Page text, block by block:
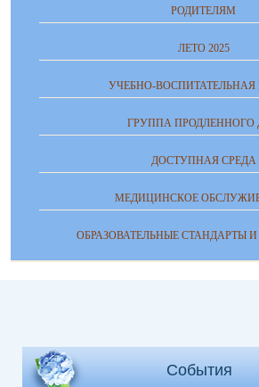
РОДИТЕЛЯМ
ЛЕТО 2025
УЧЕБНО-ВОСПИТАТЕЛЬНАЯ
ГРУППА ПРОДЛЕННОГО
ДОСТУПНАЯ СРЕДА
МЕДИЦИНСКОЕ
ОБРАЗОВАТЕЛЬНЫЕ СТАНДАРТЫ
События